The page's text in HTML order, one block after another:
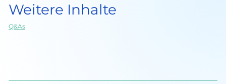
Weitere Inhalte
Q&As